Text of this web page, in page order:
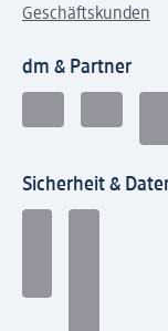
Geschäftskunden
dm & Partner
Sicherheit &